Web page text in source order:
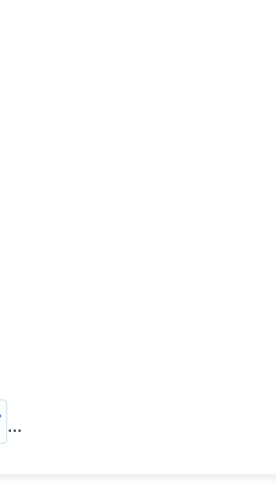
...